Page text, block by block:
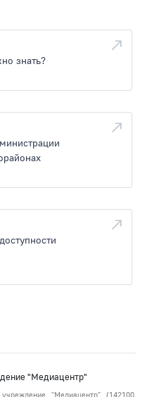
знать?
"Медиацентр"
"Медиацентр" (142100,